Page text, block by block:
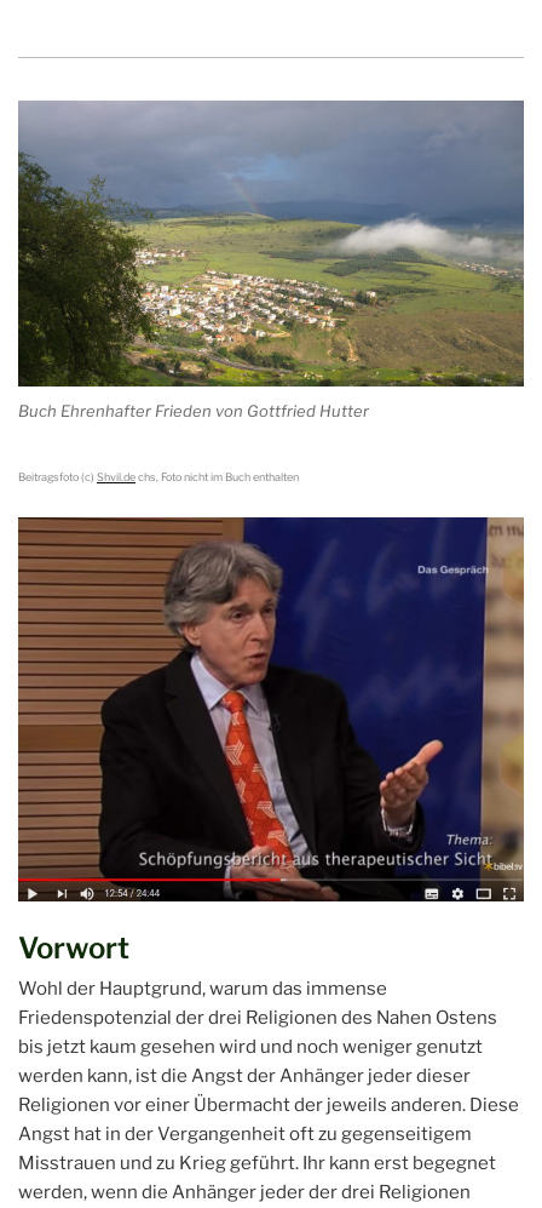
Buch Ehrenhafter Frieden von Gottfried Hutter
Beitragsfoto (c) Shvil.dechs, Foto nicht im Buch enthalten
Vorwort
Wohl der Hauptgrund, warum das immense
Friedenspotenzial der drei Religionen des Nahen Ostens
bis jetzt kaum gesehen wird und noch weniger genutzt
werden kann, ist die Angst der Anhänger jeder dieser
Religionen vor einer Übermacht der jeweils anderen. Diese
Angst hat in der Vergangenheit oft zu gegenseitigem
Misstrauen und zu Krieg geführt. Ihr kann erst begegnet
werden, wenn die Anhänger jeder der drei Religionen